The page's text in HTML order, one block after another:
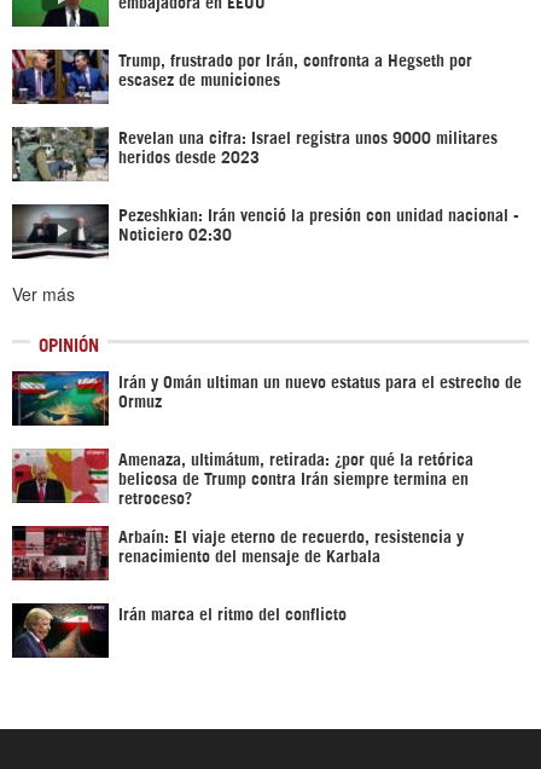
Trump, frustrado por Irán, confronta a Hegseth por
escasez de municiones
Revelan una cifra: Israel registra unos 9000 militares
heridos desde 2023
Pezeshkian: Irán venció la presión con unidad nacional -
Noticiero 02:30
Ver más
OPINIÓN
Irán y Omán ultiman un nuevo estatus para el estrecho de
Ormuz
Amenaza, ultimátum, retirada: ¿por qué la retórica
belicosa de Trump contra Irán siempre termina en
retroceso?
Arbaín: El viaje eterno de recuerdo, resistencia y
renacimiento del mensaje de Karbala
Irán marca el ritmo del conflicto